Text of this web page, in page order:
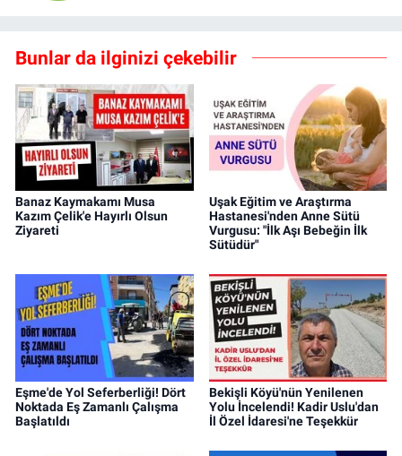
Bunlar da ilginizi çekebilir
Banaz Kaymakamı Musa
Kazım Çelik'e Hayırlı Olsun
Ziyareti
Uşak Eğitim ve Araştırma
Hastanesi'nden Anne Sütü
Vurgusu: "İlk Aşı Bebeğin İlk
Sütüdür"
Eşme'de Yol Seferberliği! Dört
Noktada Eş Zamanlı Çalışma
Başlatıldı
Bekişli Köyü'nün Yenilenen
Yolu İncelendi! Kadir Uslu'dan
İl Özel İdaresi'ne Teşekkür